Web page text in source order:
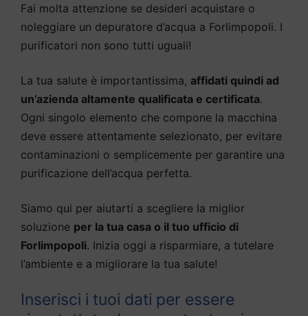
Fai molta attenzione se desideri acquistare o
noleggiare un depuratore d’acqua a Forlimpopoli. I
purificatori non sono tutti uguali!
La tua salute è importantissima, affidati quindi ad
un’azienda altamente qualificata e certificata.
Ogni singolo elemento che compone la macchina
deve essere attentamente selezionato, per evitare
contaminazioni o semplicemente per garantire una
purificazione dell’acqua perfetta.
Siamo qui per aiutarti a scegliere la miglior
soluzione per la tua casa o il tuo ufficio di
Forlimpopoli. Inizia oggi a risparmiare, a tutelare
l’ambiente e a migliorare la tua salute!
Inserisci i tuoi dati per essere